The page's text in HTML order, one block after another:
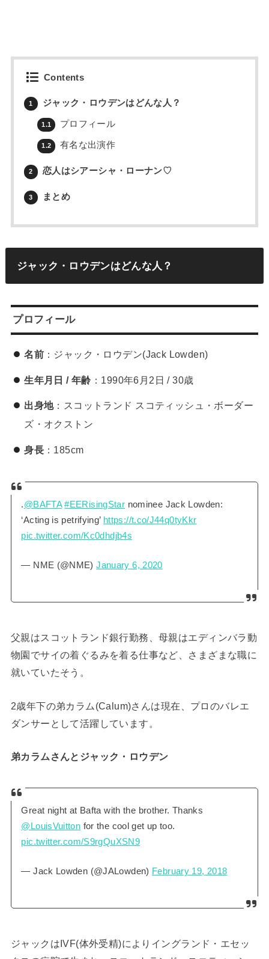
Contents
1 ジャック・ロウデンはどんな人？
1.1 プロフィール
1.2 有名な出演作
2 恋人はシアーシャ・ローナン♡
3 まとめ
ジャック・ロウデンはどんな人？
プロフィール
名前：ジャック・ロウデン(Jack Lowden)
生年月日 / 年齢 ：1990年6月2日 / 30歳
出身地：スコットランド スコティッシュ・ボーダー
ズ・オクストン
身長：185cm
.@BAFTA #EERisingStar nominee Jack Lowden:
‘Acting is petrifying’ https://t.co/J44q0tyKkr
pic.twitter.com/Kc0dhdjb4s
— NME (@NME)January 6, 2020
父親はスコットランド銀行勤務、母親はエディンバラ動
物園でサイの着ぐるみを着る仕事など、さまざまな職に
就いていたそう。
2歳年下の弟カラム(Calum)さんは現在、プロのバレエ
ダンサーとして活躍しています。
弟カラムさんとジャック・ロウデン
Great night at Bafta with the brother. Thanks
@LouisVuitton for the cool get up too.
pic.twitter.com/S9rgQuXSN9
— Jack Lowden (@JALowden) February 19, 2018
ジャックはIVF(体外受精)によりイングランド・エセッ